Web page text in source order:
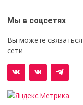
Мы в соцсетях
Вы можете
сети